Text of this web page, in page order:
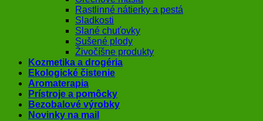
Rastlinné nátierky a pestá
Sladkosti
Slané chuťovky
Sušené plody
Živočíšne produkty
Kozmetika a drogéria
Ekologické čistenie
Aromaterapia
Prístroje a pomôcky
Bezobalové výrobky
Novinky na mail